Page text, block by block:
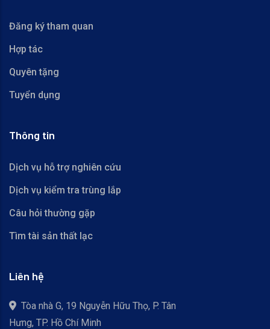
Đăng ký tham quan
Hợp tác
Quyên tặng
Tuyển dụng
Thông tin
Dịch vụ hỗ trợ nghiên cứu
Dịch vụ kiểm tra trùng lắp
Câu hỏi thường gặp
Tìm tài sản thất lạc
Liên hệ
Tòa nhà G, 19 Nguyễn Hữu Thọ, P. Tân
Hưng, TP. Hồ Chí Minh